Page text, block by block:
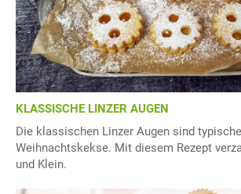
KLASSISCHE LINZER AUGEN
Die klassischen Linzer Augen sind typische
Weihnachtskekse. Mit diesem Rezept
und Klein.